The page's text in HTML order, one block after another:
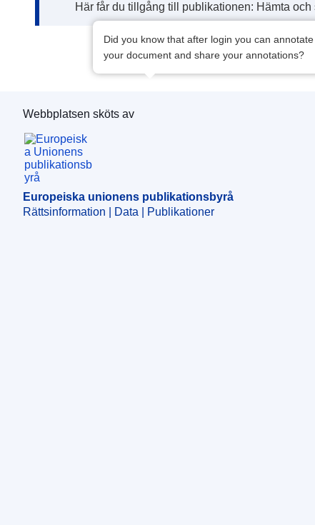
Här får du tillgång till publikationen: Hämta och
Did you know that after login you can annotate
your document and share your annotations?
Europeiska unionens publikationsbyrå
Webbplatsen sköts av
Europeiska unionens publikationsbyrå
Rättsinformation | Data | Publikationer